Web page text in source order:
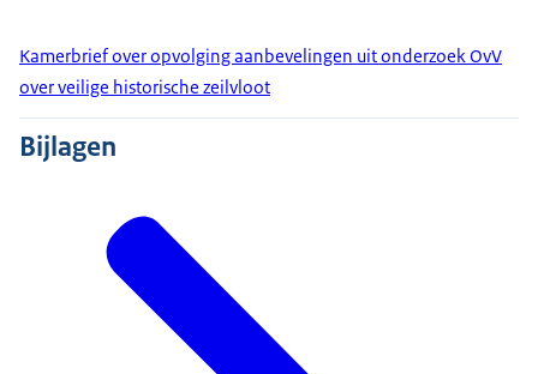
Kamerbrief over opvolging aanbevelingen uit onderzoek OvV
over veilige historische zeilvloot
Bijlagen